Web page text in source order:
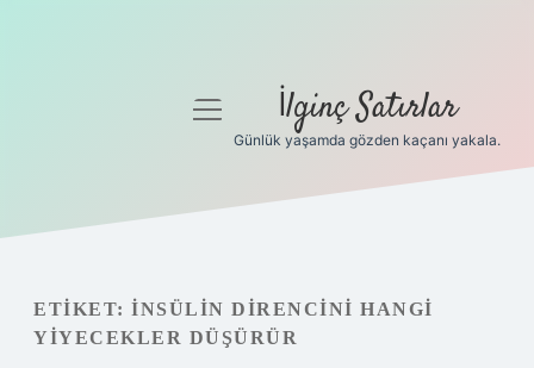
Gizlilik Politikası
Hakkımızda
menüyü
İlginç Satırlar
Günlük yaşamda gözden kaçanı yakala.
ETIKET: İNSÜLIN DIRENCINI HANGI
YIYECEKLER DÜŞÜRÜR